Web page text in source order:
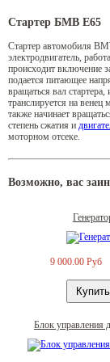
Стартер БМВ Е65
Стартер автомобиля
электродвигатель,
происходит включение
подается питающее
вращаться вал
транслируется на венец
также начинает
степень сжатия и
моторном отсеке.
Возможно, вас
9 000.00 Руб
Блок управления